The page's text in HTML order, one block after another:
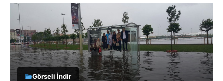
Görseli İndir